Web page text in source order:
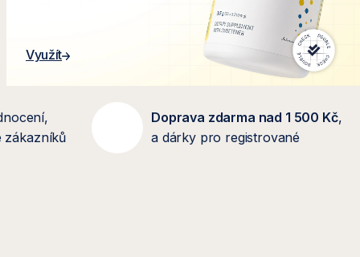
Využít
zákazníků
Doprava zdarma nad 1 500 Kč,
a dárky pro registrované